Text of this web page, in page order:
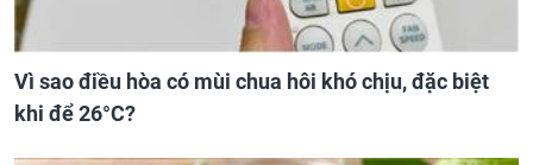
Vì sao điều hòa có mùi chua hôi khó chịu, đặc biệt
khi để 26°C?